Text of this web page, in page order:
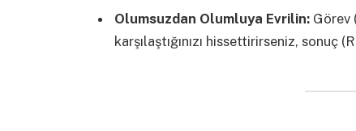
Olumsuzdan Olumluya Evrilin: Görev
karşılaştığınızı hissettirirseniz, sonuç